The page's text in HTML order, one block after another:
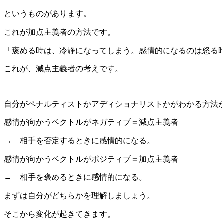
というものがあります。
これが加点主義者の方法です。
「褒める時は、冷静になってしまう。感情的になるのは怒る
これが、減点主義者の考えです。
自分がペナルティストかアディショナリストかがわかる方法
感情が向かうベクトルがネガティブ＝減点主義者
→ 相手を否定するときに感情的になる。
感情が向かうベクトルがポジティブ＝加点主義者
→ 相手を褒めるときに感情的になる。
まずは自分がどちらかを理解しましょう。
そこから変化が起きてきます。